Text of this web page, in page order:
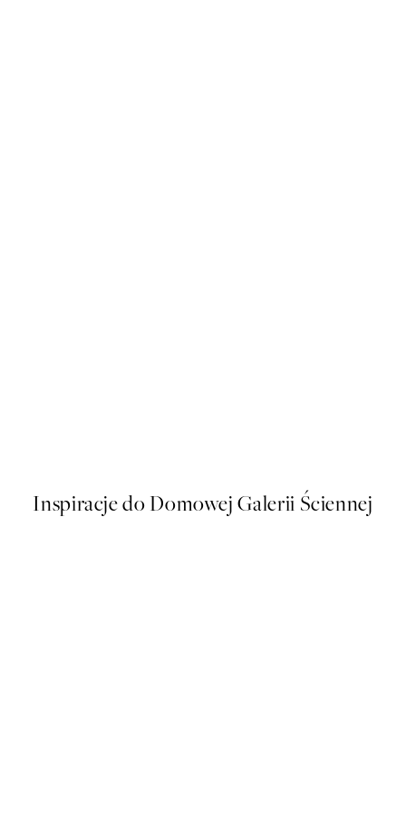
Inspiracje do Domowej Galerii Ściennej